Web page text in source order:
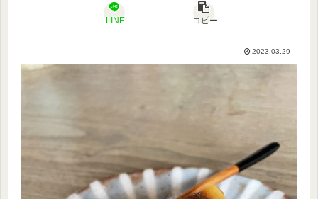
LINE コピー
2023.03.29